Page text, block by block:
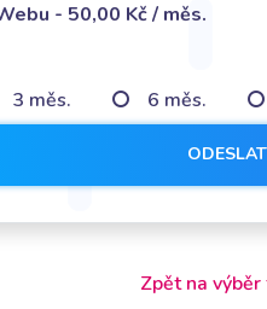
- 50,00 Kč / měs.
3 měs. 6 měs.
ODESLAT
Zpět na